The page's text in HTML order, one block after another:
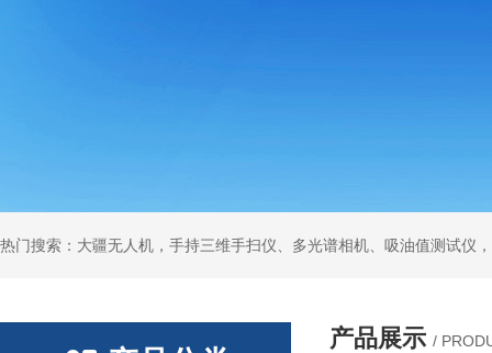
热门搜索：大疆无人机，手持三维手扫仪、多光谱相机、吸油值测试仪
产品展示 /